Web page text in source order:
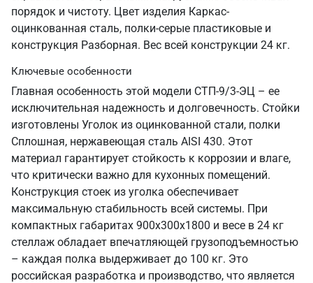
порядок и чистоту. Цвет изделия Каркас-
оцинкованная сталь, полки-серые пластиковые и
конструкция Разборная. Вес всей конструкции 24 кг.
Ключевые особенности
Главная особенность этой модели СТП-9/3-ЭЦ – ее
исключительная надежность и долговечность. Стойки
изготовлены Уголок из оцинкованной стали, полки
Сплошная, нержавеющая сталь AISI 430. Этот
материал гарантирует стойкость к коррозии и влаге,
что критически важно для кухонных помещений.
Конструкция стоек из уголка обеспечивает
максимальную стабильность всей системы. При
компактных габаритах 900х300х1800 и весе в 24 кг
стеллаж обладает впечатляющей грузоподъемностью
– каждая полка выдерживает до 100 кг. Это
российская разработка и производство, что является